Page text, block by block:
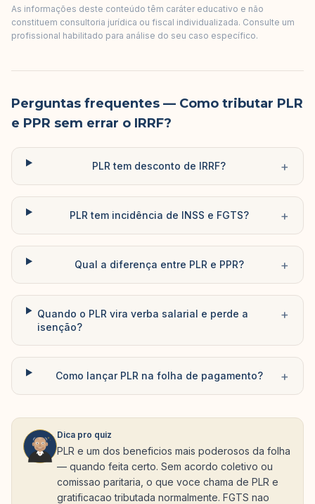
As informações deste conteúdo têm caráter educativo e não
constituem consultoria jurídica ou fiscal individualizada. Consulte um
profissional habilitado para análise do seu caso específico.
Perguntas frequentes — Como tributar PLR
e PPR sem errar o IRRF?
PLR tem desconto de IRRF? +
PLR tem incidência de INSS e FGTS? +
Qual a diferença entre PLR e PPR? +
Quando o PLR vira verba salarial e perde a
isenção?
+
Como lançar PLR na folha de pagamento? +
Dica pro quiz
PLR e um dos beneficios mais poderosos da folha
— quando feita certo. Sem acordo coletivo ou
comissao paritaria, o que voce chama de PLR e
gratificacao tributada normalmente. FGTS nao